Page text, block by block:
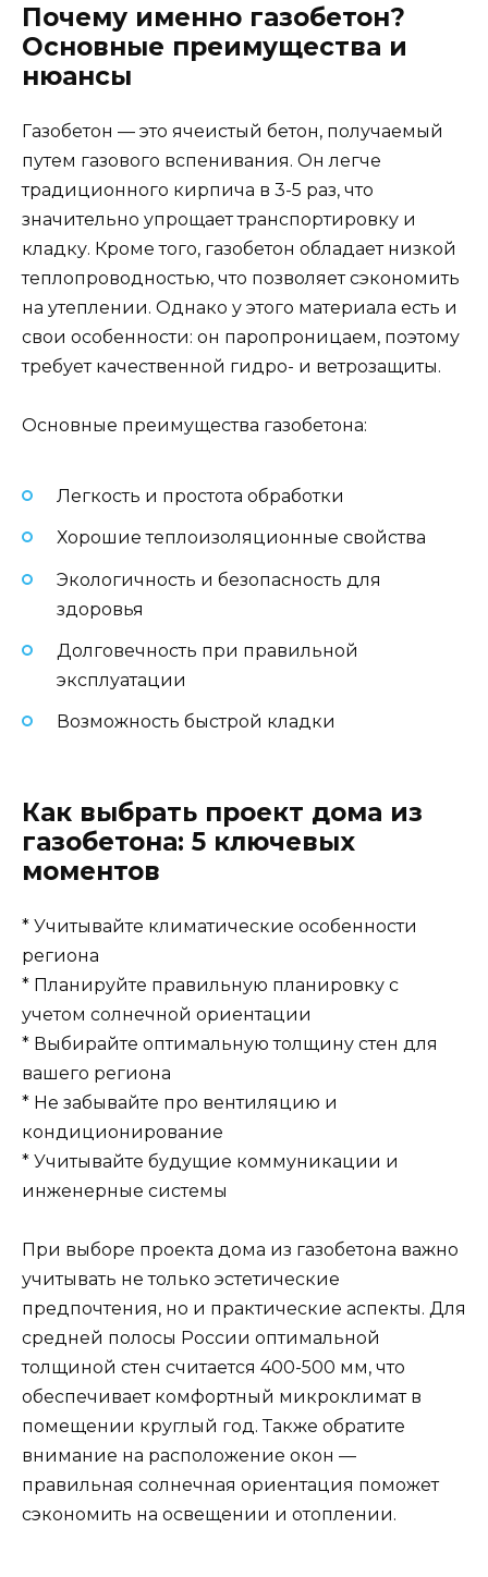
Почему именно газобетон?
Основные преимущества и
нюансы
Газобетон — это ячеистый бетон, получаемый
путем газового вспенивания. Он легче
традиционного кирпича в 3-5 раз, что
значительно упрощает транспортировку и
кладку. Кроме того, газобетон обладает низкой
теплопроводностью, что позволяет сэкономить
на утеплении. Однако у этого материала есть и
свои особенности: он паропроницаем, поэтому
требует качественной гидро- и ветрозащиты.
Основные преимущества газобетона:
Легкость и простота обработки
Хорошие теплоизоляционные свойства
Экологичность и безопасность для
здоровья
Долговечность при правильной
эксплуатации
Возможность быстрой кладки
Как выбрать проект дома из
газобетона: 5 ключевых
моментов
* Учитывайте климатические особенности
региона
* Планируйте правильную планировку с
учетом солнечной ориентации
* Выбирайте оптимальную толщину стен для
вашего региона
* Не забывайте про вентиляцию и
кондиционирование
* Учитывайте будущие коммуникации и
инженерные системы
При выборе проекта дома из газобетона важно
учитывать не только эстетические
предпочтения, но и практические аспекты. Для
средней полосы России оптимальной
толщиной стен считается 400-500 мм, что
обеспечивает комфортный микроклимат в
помещении круглый год. Также обратите
внимание на расположение окон —
правильная солнечная ориентация поможет
сэкономить на освещении и отоплении.